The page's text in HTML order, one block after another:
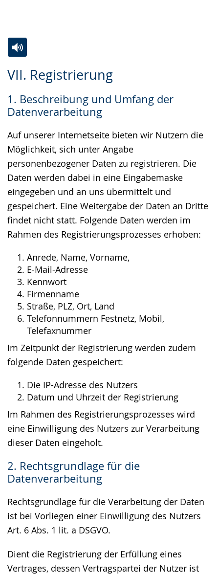
VII. Registrierung
1. Beschreibung und Umfang der
Datenverarbeitung
Auf unserer Internetseite bieten wir Nutzern die
Möglichkeit, sich unter Angabe
personenbezogener Daten zu registrieren. Die
Daten werden dabei in eine Eingabemaske
eingegeben und an uns übermittelt und
gespeichert. Eine Weitergabe der Daten an Dritte
findet nicht statt. Folgende Daten werden im
Rahmen des Registrierungsprozesses erhoben:
Anrede, Name, Vorname,
E-Mail-Adresse
Kennwort
Firmenname
Straße, PLZ, Ort, Land
Telefonnummern Festnetz, Mobil,
Telefaxnummer
Im Zeitpunkt der Registrierung werden zudem
folgende Daten gespeichert:
Die IP-Adresse des Nutzers
Datum und Uhrzeit der Registrierung
Im Rahmen des Registrierungsprozesses wird
eine Einwilligung des Nutzers zur Verarbeitung
dieser Daten eingeholt.
2. Rechtsgrundlage für die
Datenverarbeitung
Rechtsgrundlage für die Verarbeitung der Daten
ist bei Vorliegen einer Einwilligung des Nutzers
Art. 6 Abs. 1 lit. a DSGVO.
Dient die Registrierung der Erfüllung eines
Vertrages, dessen Vertragspartei der Nutzer ist
Leichten
wechseln.
Audio-
Video
Deutscher
wird
angezeigt.